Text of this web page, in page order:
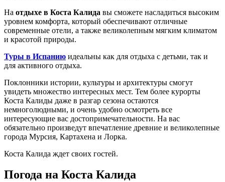
На отдыхе в Коста Калида вы сможете насладиться высоким
уровнем комфорта, который обеспечивают отличные
современные отели, а также великолепным мягким климатом
и красотой природы.
Туры в Испанию идеальны как для отдыха с детьми, так и
для активного отдыха.
Поклонники истории, культуры и архитектуры смогут
увидеть множество интересных мест. Тем более курорты
Коста Калиды даже в разгар сезона остаются
немноголюдными, и очень удобно осмотреть все
интересующие вас достопримечательности. На вас
обязательно произведут впечатление древние и великолепные
города Мурсия, Картахена и Лорка.
Коста Калида ждет своих гостей.
Погода на Коста Калида